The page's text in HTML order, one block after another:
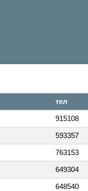
тел
915108
593357
763153
649304
648540